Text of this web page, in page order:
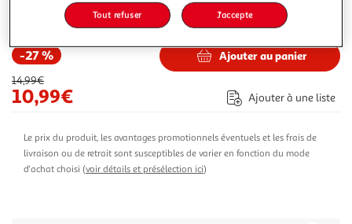
Vendu parMultishop
28,05€
-27 %
14,99€
10,99€
Ajouter au panier
Ajouter à une liste
Le prix du produit, les avantages promotionnels éventuels et les frais de
livraison ou de retrait sont susceptibles de varier en fonction du mode
d'achat choisi (voir détails et présélection ici)
Tout refuser J'accepte